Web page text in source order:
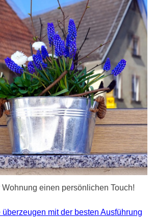
einen persönlichen Touch!
überzeugen mit der besten Ausführung